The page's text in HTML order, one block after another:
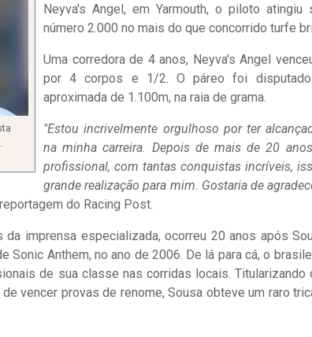
Neyva's Angel, em Yarmouth, o piloto atingiu
número 2.000 no mais do que concorrido turfe
Uma corredora de 4 anos, Neyva's Angel
por 4 corpos e 1/2. O páreo foi disputado
aproximada de 1.100m, na raia de grama.
"Estou incrivelmente orgulhoso por ter
na minha carreira. Depois de mais de 20
profissional, com tantas conquistas incríveis,
grande realização para mim. Gostaria de
do Racing Post.
imprensa especializada, ocorreu 20 anos após
Sonic Anthem, no ano de 2006. De lá para cá, o
de sua classe nas corridas locais. Titularizando
vencer provas de renome, Sousa obteve um raro